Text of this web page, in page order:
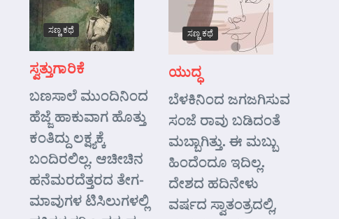
ಸಣ್ಣ ಕಥೆ
ಸ್ವತ್ತುಗಾರಿಕೆ
ಬಣಸಾಲೆ ಮುಂದಿನಿಂದ
ಹೆಜ್ಜೆ ಹಾಕುವಾಗ ಹೊತ್ತು
ಕಂತಿದ್ದು ಲಕ್ಷ್ಯಕ್ಕೆ
ಬಂದಿರಲಿಲ್ಲ. ಆಚೀಚಿನ
ಹನೆಮರದೆತ್ತರದ ತೇಗ-
ಮಾವುಗಳ ಟಿಸಿಲುಗಳಲ್ಲಿ
ಸಣ್ಣ ಕಥೆ
ಯುದ್ಧ
ಬೆಳಕಿನಿಂದ ಜಗಜಗಿಸುವ
ಸಂಜೆ ರಾವು ಬಡಿದಂತೆ
ಮಬ್ಬಾಗಿತ್ತು. ಈ ಮಬ್ಬು
ಹಿಂದೆಂದೂ ಇದಿಲ್ಲ.
ದೇಶದ ಹದಿನೇಳು
ವರ್ಷದ ಸ್ವಾತಂತ್ರದಲ್ಲಿ,